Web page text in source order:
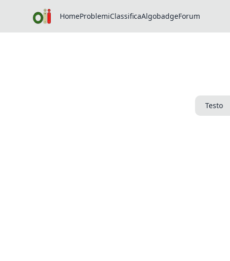
HomeProblemiClassificaAlgobadgeForum
Testo